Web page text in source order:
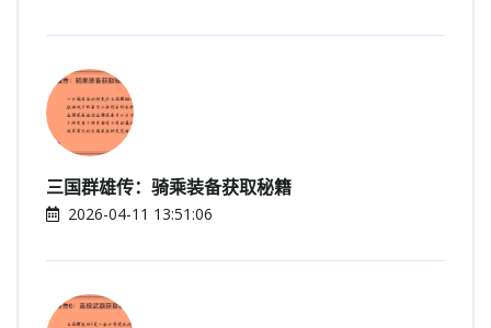
三国群雄传：骑乘装备获取秘籍
2026-04-11 13:51:06